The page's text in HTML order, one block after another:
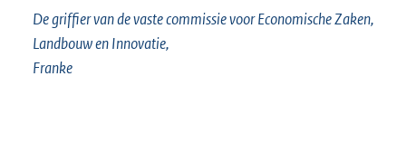
De griffier van de vaste commissie voor Economische Zaken,
Landbouw en Innovatie,
Franke